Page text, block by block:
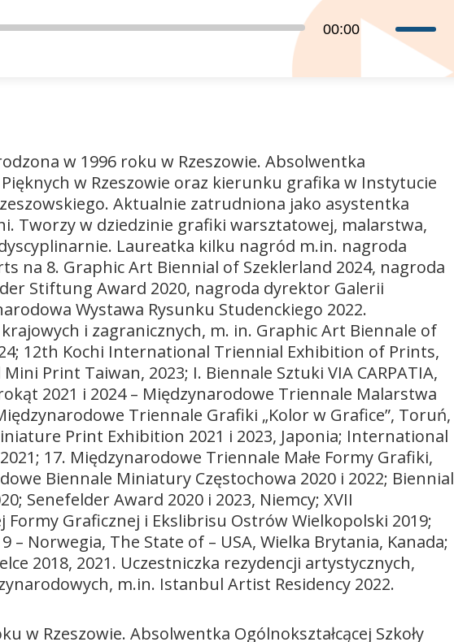
00:00
strzałek
zwiększyć
lub
zmniejszyć
głośność.
w 1996 roku w Rzeszowie. Absolwentka
Pięknych w Rzeszowie oraz kierunku grafika w Instytucie
Aktualnie zatrudniona jako asystentka
Tworzy w dziedzinie grafiki warsztatowej, malarstwa,
Laureatka kilku nagród m.in. nagroda
na 8. Graphic Art Biennial of Szeklerland 2024, nagroda
Stiftung Award 2020, nagroda dyrektor Galerii
Wystawa Rysunku Studenckiego 2022.
i zagranicznych, m. in. Graphic Art Biennale of
12th Kochi International Triennial Exhibition of Prints,
Print Taiwan, 2023; I. Biennale Sztuki VIA CARPATIA,
2021 i 2024 – Międzynarodowe Triennale Malarstwa
Triennale Grafiki „Kolor w Grafice”, Toruń,
Print Exhibition 2021 i 2023, Japonia; International
17. Międzynarodowe Triennale Małe Formy Grafiki,
Biennale Miniatury Częstochowa 2020 i 2022; Biennial
Senefelder Award 2020 i 2023, Niemcy; XVII
Formy Graficznej i Ekslibrisu Ostrów Wielkopolski 2019;
– Norwegia, The State of – USA, Wielka Brytania, Kanada;
2018, 2021. Uczestniczka rezydencji artystycznych,
m.in. Istanbul Artist Residency 2022.
w Rzeszowie. Absolwentka Ogólnokształcącej Szkoły